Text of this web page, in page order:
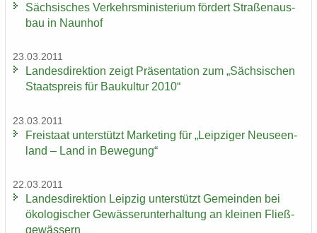
Säch­si­sches Ver­kehrs­mi­nis­te­ri­um för­dert Stra­ßen­aus­
bau in Naun­hof
23.03.2011
Lan­des­di­rek­ti­on zeigt Prä­sen­ta­ti­on zum „Säch­si­schen
Staats­preis für Bau­kul­tur 2010“
23.03.2011
Frei­staat un­ter­stützt Mar­ke­ting für „Leip­zi­ger Neu­seen­
land – Land in Be­we­gung“
22.03.2011
Lan­des­di­rek­ti­on Leip­zig un­ter­stützt Ge­mein­den bei
öko­lo­gi­scher Ge­wäs­ser­un­ter­hal­tung an klei­nen Fließ­
ge­wäs­sern